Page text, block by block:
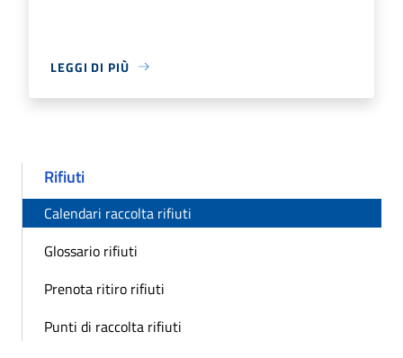
LEGGI DI PIÙ
Rifiuti
Calendari raccolta rifiuti
Glossario rifiuti
Prenota ritiro rifiuti
Punti di raccolta rifiuti